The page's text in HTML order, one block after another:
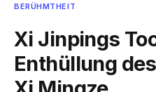
BERÜHMTHEIT
Xi Jinpings
Enthüllung